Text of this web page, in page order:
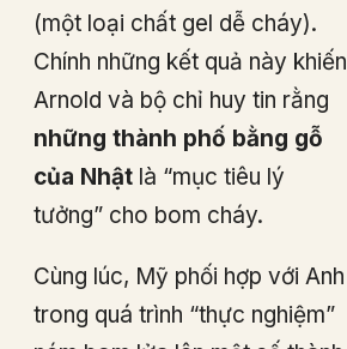
(một loại chất gel dễ cháy).
Chính những kết quả này khiến
Arnold và bộ chỉ huy tin rằng
những thành phố bằng gỗ
của Nhật là “mục tiêu lý
tưởng” cho bom cháy.
Cùng lúc, Mỹ phối hợp với Anh
trong quá trình “thực nghiệm”